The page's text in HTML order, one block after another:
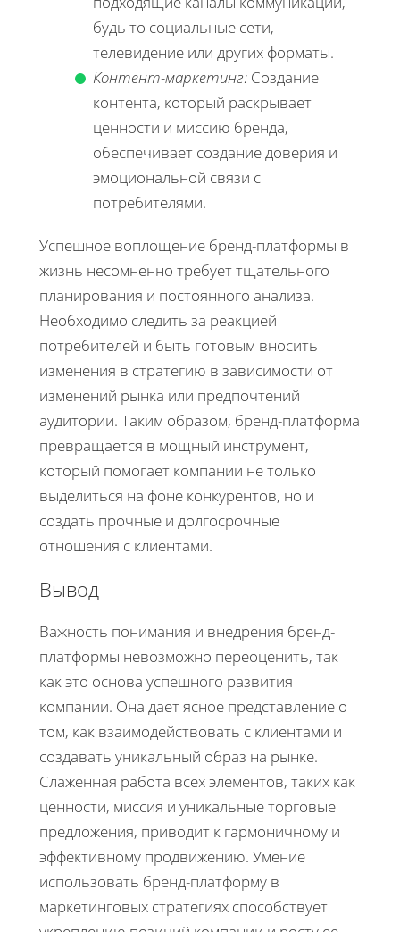
будь то социальные сети,
телевидение или других форматы.
Контент-маркетинг: Создание
контента, который раскрывает
ценности и миссию бренда,
обеспечивает создание доверия и
эмоциональной связи с
потребителями.
Успешное воплощение бренд-платформы в
жизнь несомненно требует тщательного
планирования и постоянного анализа.
Необходимо следить за реакцией
потребителей и быть готовым вносить
изменения в стратегию в зависимости от
изменений рынка или предпочтений
аудитории. Таким образом, бренд-платформа
превращается в мощный инструмент,
который помогает компании не только
выделиться на фоне конкурентов, но и
создать прочные и долгосрочные
отношения с клиентами.
Вывод
Важность понимания и внедрения бренд-
платформы невозможно переоценить, так
как это основа успешного развития
компании. Она дает ясное представление о
том, как взаимодействовать с клиентами и
создавать уникальный образ на рынке.
Слаженная работа всех элементов, таких как
ценности, миссия и уникальные торговые
предложения, приводит к гармоничному и
эффективному продвижению. Умение
использовать бренд-платформу в
маркетинговых стратегиях способствует